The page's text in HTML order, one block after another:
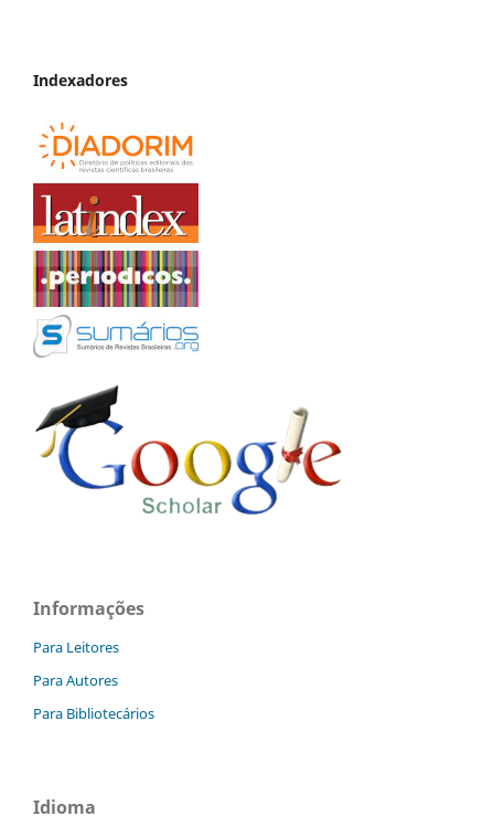
Indexadores
Informações
Para Leitores
Para Autores
Para Bibliotecários
Idioma